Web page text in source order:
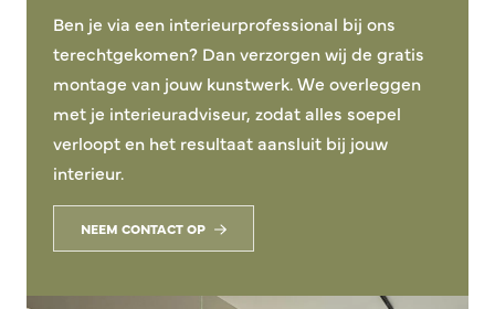
Ben je via een interieurprofessional bij ons
terechtgekomen? Dan verzorgen wij de gratis
montage van jouw kunstwerk. We overleggen
met je interieuradviseur, zodat alles soepel
verloopt en het resultaat aansluit bij jouw
interieur.
NEEM CONTACT OP